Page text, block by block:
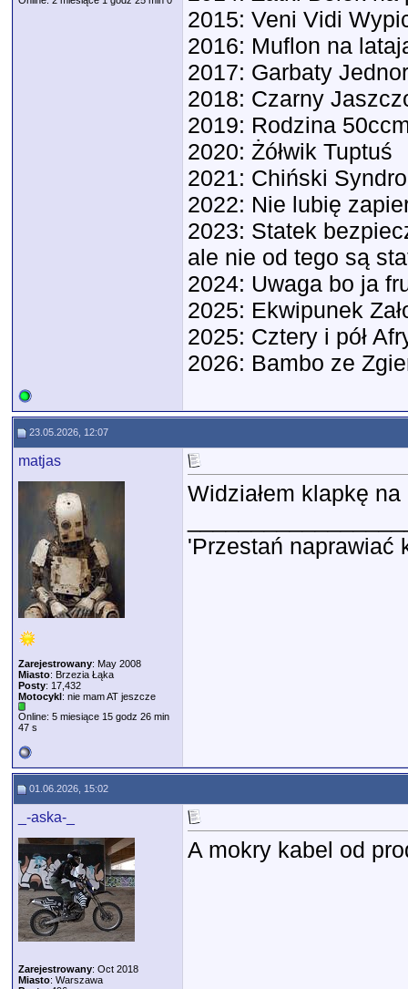
2015: Veni Vidi
2016: Muflon na
2017: Garbaty
2018: Czarny
2019: Rodzina
2020: Żółwik Tuptuś
2021: Chiński
2022: Nie lubię
2023: Statek
ale nie od tego są
2024: Uwaga bo ja
2025: Ekwipunek
2025: Cztery i pół
2026: Bambo ze
23.05.2026, 12:07
matjas
Zarejestrowany: May 2008
Miasto: Brzezia Łąka
Posty: 17,432
Motocykl: nie mam AT jeszcze
Online: 5 miesiące 15 godz 26 min
47 s
Widziałem klapkę
'Przestań naprawiać
01.06.2026, 15:02
_-aska-_
Zarejestrowany: Oct 2018
Miasto: Warszawa
A mokry kabel od